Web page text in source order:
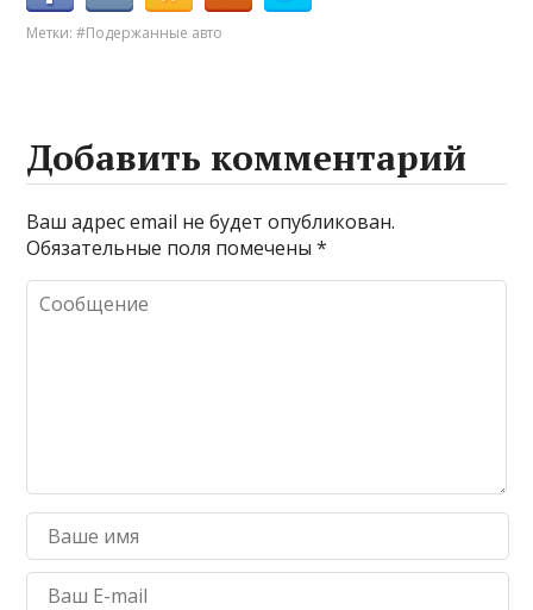
Метки:#Подержанные авто
Добавить комментарий
Ваш адрес email не будет опубликован.
Обязательные поля помечены*